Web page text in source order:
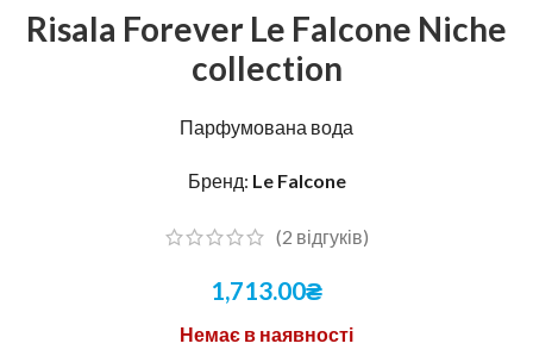
Risala Forever Le Falcone Niche
collection
Парфумована вода
Бренд: Le Falcone
(2 відгуків)
1,713.00₴
Немає в наявності